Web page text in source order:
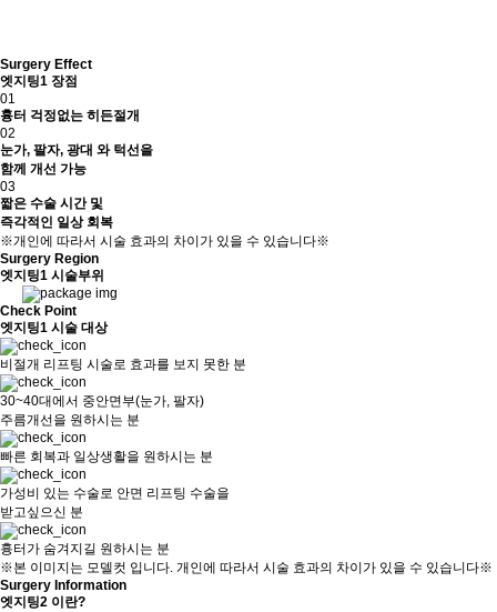
Surgery Effect
엣지팅1 장점
01
흉터 걱정없는 히든절개
02
눈가, 팔자, 광대 와 턱선을
함께 개선 가능
03
짧은 수술 시간 및
즉각적인 일상 회복
※개인에 따라서 시술 효과의 차이가 있을 수 있습니다※
Surgery Region
엣지팅1 시술부위
Check Point
엣지팅1 시술 대상
비절개 리프팅 시술로 효과를 보지 못한 분
30~40대에서 중안면부(눈가, 팔자)
주름개선을 원하시는 분
빠른 회복과 일상생활을 원하시는 분
가성비 있는 수술로 안면 리프팅 수술을
받고싶으신 분
흉터가 숨겨지길 원하시는 분
※본 이미지는 모델컷 입니다. 개인에 따라서 시술 효과의 차이가 있을 수 있습니다※
Surgery Information
엣지팅2 이란?